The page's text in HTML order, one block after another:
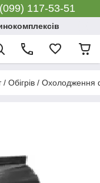
117-53-51
/ Обігрів /